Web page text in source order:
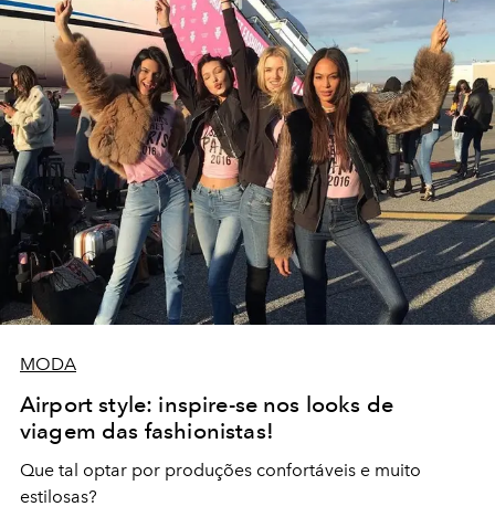
MODA
Airport style: inspire-se nos looks de
viagem das fashionistas!
Que tal optar por produções confortáveis e muito
estilosas?